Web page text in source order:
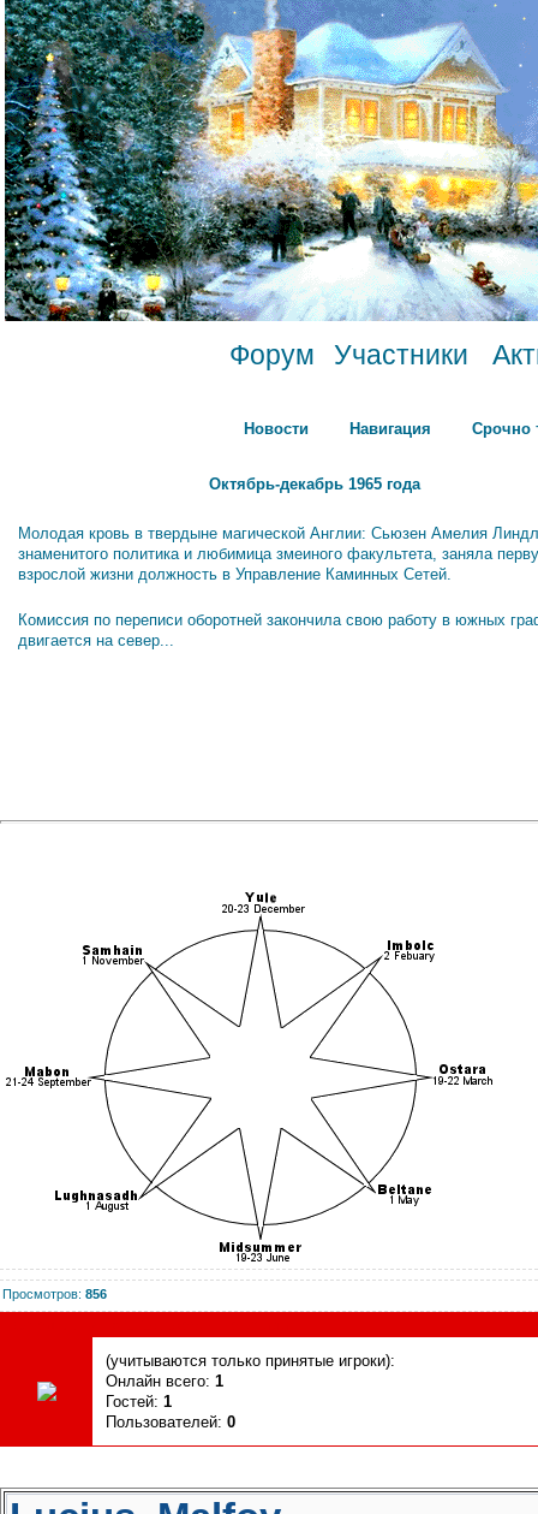
Форум Участники
Новости Навигация Срочно
Октябрь-декабрь 1965 года
Молодая кровь в твердыне магической Англии: Сьюзен Амелия
знаменитого политика и любимица змеиного факультета, заняла
взрослой жизни должность в Управление Каминных Сетей.
Комиссия по переписи оборотней закончила свою работу в южных
двигается на север...
Просмотров: 856
(учитываются только принятые игроки):
Онлайн всего: 1
Гостей: 1
Пользователей: 0